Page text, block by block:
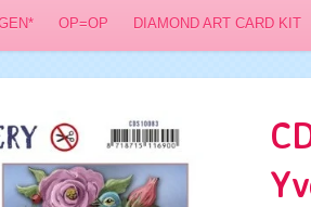
OP=OP DIAMOND ART CARD KIT